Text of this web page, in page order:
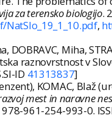
za terensko biologijo.
NatSlo_19_1_10.pdf,
DOBRAVC, Miha,
raznovrstnost v
ID 41313837]
KOMAC, Blaž
mest in naravne
978-961-254-993-0.